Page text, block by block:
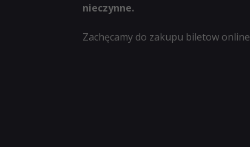
nieczynne.
Zachęcamy do zakupu biletow online